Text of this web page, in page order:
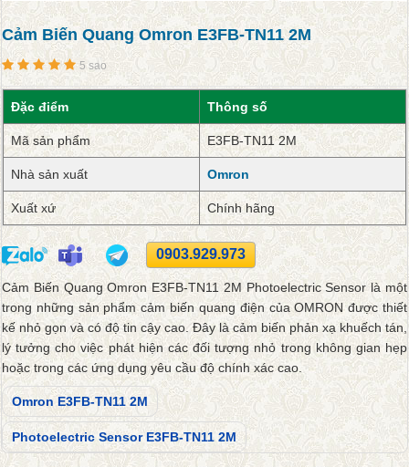
Cảm Biến Quang Omron E3FB-TN11 2M
5 sao
Đặc điểm Thông số
Mã sản phẩm E3FB-TN11 2M
Nhà sản xuất Omron
Xuất xứ Chính hãng
0903.929.973
Cảm Biến Quang Omron E3FB-TN11 2M Photoelectric Sensor là một
trong những sản phẩm cảm biến quang điện của OMRON được thiết
kế nhỏ gọn và có độ tin cậy cao. Đây là cảm biến phản xạ khuếch tán,
lý tưởng cho việc phát hiện các đối tượng nhỏ trong không gian hẹp
hoặc trong các ứng dụng yêu cầu độ chính xác cao.
Omron E3FB-TN11 2M
Photoelectric Sensor E3FB-TN11 2M